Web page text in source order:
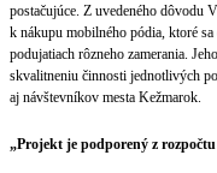
postačujúce. Z uvedeného dôvodu
k nákupu mobilného pódia, ktoré
podujatiach rôzneho zamerania.
skvalitneniu činnosti jednotlivých
aj návštevníkov mesta Kežmarok.
„Projekt je podporený z